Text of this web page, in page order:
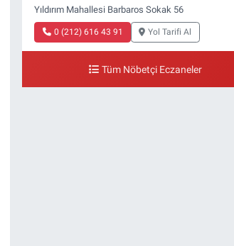
Yıldırım Mahallesi Barbaros Sokak 56
0 (212) 616 43 91 Yol Tarifi Al
Tüm Nöbetçi Eczaneler